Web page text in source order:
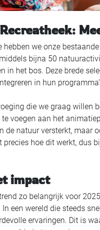
hebben we onze
bijna 50
in het bos. Deze brede
in hun
die we graag willen
te voegen aan het
de natuur versterkt, maar
precies hoe dit werkt, dus
impact
zo belangrijk voor
een wereld die steeds
ervaringen. Dit is